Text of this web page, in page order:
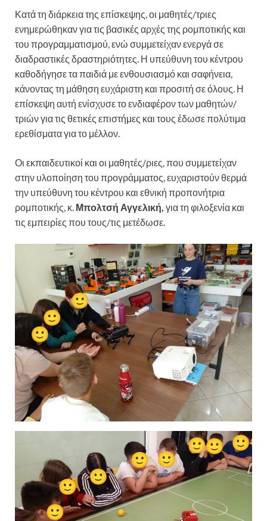
Κατά τη διάρκεια της επίσκεψης, οι μαθητές/τριες
ενημερώθηκαν για τις βασικές αρχές της ρομποτικής και
του προγραμματισμού, ενώ συμμετείχαν ενεργά σε
διαδραστικές δραστηριότητες. Η υπεύθυνη του κέντρου
καθοδήγησε τα παιδιά με ενθουσιασμό και σαφήνεια,
κάνοντας τη μάθηση ευχάριστη και προσιτή σε όλους. Η
επίσκεψη αυτή ενίσχυσε το ενδιαφέρον των μαθητών/
τριών για τις θετικές επιστήμες και τους έδωσε πολύτιμα
ερεθίσματα για το μέλλον.
Οι εκπαιδευτικοί και οι μαθητές/ριες, που συμμετείχαν
στην υλοποίηση του προγράμματος, ευχαριστούν θερμά
την υπεύθυνη του κέντρου και εθνική προπονήτρια
ρομποτικής, κ. Μπολτσή Αγγελική για τη φιλοξενία και
τις εμπειρίες που τους/τις μετέδωσε.